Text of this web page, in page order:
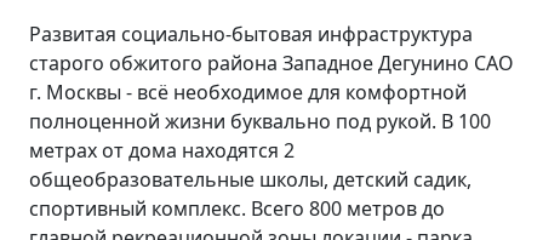
Развитая социально-бытовая инфраструктура
старого обжитого района Западное Дегунино САО
г. Москвы - всё необходимое для комфортной
полноценной жизни буквально под рукой. В 100
метрах от дома находятся 2
общеобразовательные школы, детский садик,
спортивный комплекс. Всего 800 метров до